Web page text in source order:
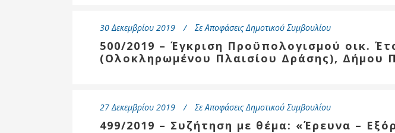
30 Δεκεμβρίου 2019 Σε Αποφάσεις Δημοτικού Συμβουλίου
500/2019 – Έγκριση Προϋπολογισμού οικ.
(Ολοκληρωμένου Πλαισίου Δράσης), Δήμου
27 Δεκεμβρίου 2019 Σε Αποφάσεις Δημοτικού Συμβουλίου
499/2019 – Συζήτηση με θέμα: «Έρευνα –